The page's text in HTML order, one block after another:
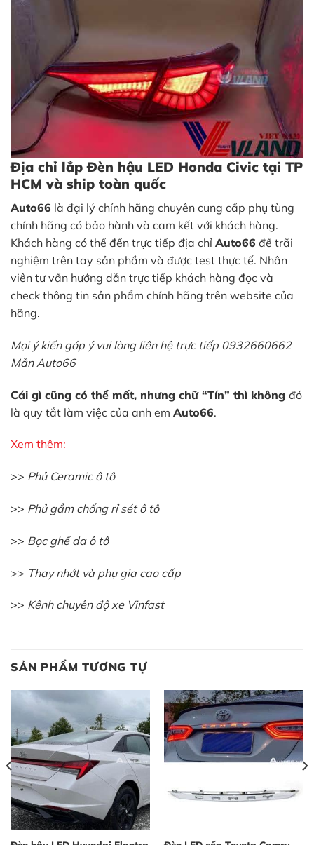
Địa chỉ lắp Đèn hậu LED Honda Civic tại TP
HCM và ship toàn quốc
Auto66 là đại lý chính hãng chuyên cung cấp phụ tùng
chính hãng có bảo hành và cam kết với khách hàng.
Khách hàng có thể đến trực tiếp địa chỉ Auto66 để trãi
nghiệm trên tay sản phầm và được test thực tế. Nhân
viên tư vấn hướng dẫn trực tiếp khách hàng đọc và
check thông tin sản phẩm chính hãng trên website của
hãng.
Mọi ý kiến góp ý vui lòng liên hệ trực tiếp 0932660662
Mẫn Auto66
Cái gì cũng có thể mất, nhưng chữ “Tín” thì không đó
là quy tắt làm việc của anh em Auto66.
Xem thêm:
>> Phủ Ceramic ô tô
>> Phủ gầm chống rỉ sét ô tô
>> Bọc ghế da ô tô
>> Thay nhớt và phụ gia cao cấp
>> Kênh chuyên độ xe Vinfast
SẢN PHẨM TƯƠNG TỰ